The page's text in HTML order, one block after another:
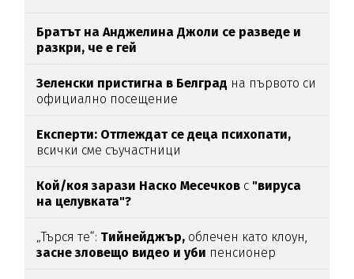
Братът на Анджелина Джоли се разведе и
разкри, че е гей
Зеленски пристигна в Белград на първото си
официално посещение
Експерти: Отглеждат се деца психопати,
всички сме съучастници
Кой/коя зарази Наско Месечков с "вируса
на целувката"?
„Търся те“: Тийнейджър, облечен като клоун,
засне зловещо видео и уби пенсионер